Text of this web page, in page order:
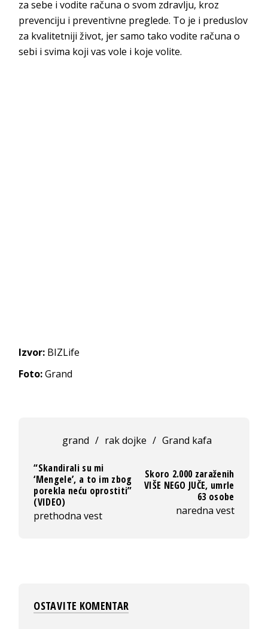
za sebe i vodite računa o svom zdravlju, kroz
prevenciju i preventivne preglede. To je i preduslov
za kvalitetniji život, jer samo tako vodite računa o
sebi i svima koji vas vole i koje volite.
Izvor: BIZLife
Foto:Grand
grand / rak dojke / Grand kafa
“Skandirali su mi
‘Mengele’, a to im zbog
porekla neću oprostiti”
(VIDEO)
prethodna vest
Skoro 2.000 zaraženih
VIŠE NEGO JUČE, umrle
63 osobe
naredna vest
OSTAVITE KOMENTAR